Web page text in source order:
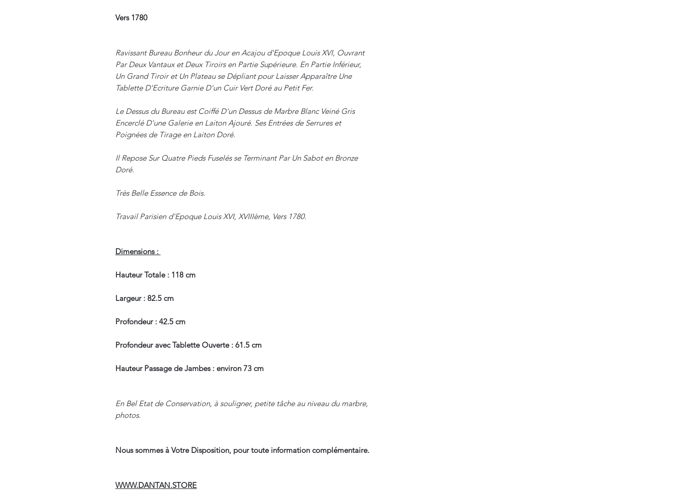
Vers 1780
Ravissant Bureau Bonheur du Jour en Acajou d'Epoque Louis XVI, Ouvrant
Par Deux Vantaux et Deux Tiroirs en Partie Supérieure. En Partie Inférieur,
Un Grand Tiroir et Un Plateau se Dépliant pour Laisser Apparaître Une
Tablette D'Ecriture Garnie D'un Cuir Vert Doré au Petit Fer.
Le Dessus du Bureau est Coiffé D'un Dessus de Marbre Blanc Veiné Gris
Encerclé D'une Galerie en Laiton Ajouré. Ses Entrées de Serrures et
Poignées de Tirage en Laiton Doré.
Il Repose Sur Quatre Pieds Fuselés se Terminant Par Un Sabot en Bronze
Doré.
Très Belle Essence de Bois.
Travail Parisien d'Epoque Louis XVI, XVIIIème, Vers 1780.
Dimensions :
Hauteur Totale : 118 cm
Largeur : 82.5 cm
Profondeur : 42.5 cm
Profondeur avec Tablette Ouverte : 61.5 cm
Hauteur Passage de Jambes : environ 73 cm
En Bel Etat de Conservation, à souligner, petite tâche au niveau du marbre,
photos.
Nous sommes à Votre Disposition, pour toute information complémentaire.
WWW.DANTAN.STORE